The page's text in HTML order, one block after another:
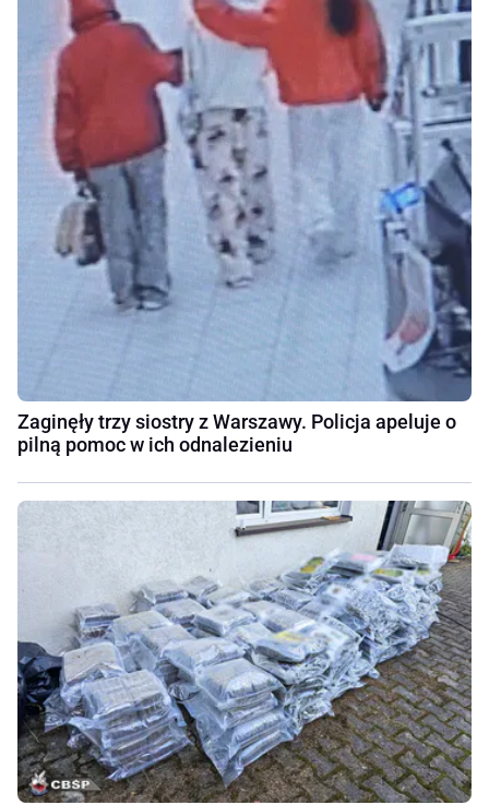
Zaginęły trzy siostry z Warszawy. Policja apeluje o
pilną pomoc w ich odnalezieniu